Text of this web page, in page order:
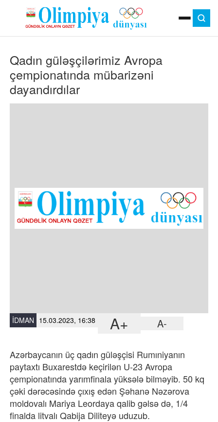
MOK
OLIMPIYA OYUNLARI
ÇAP VERSIYASI
TV
GÜNDƏM
Qadın güləşçilərimiz Avropa
çempionatında mübarizəni
dayandırdılar
İDMAN 15.03.2023, 16:38 A+ A-
Azərbaycanın üç qadın güləşçisi Rumıniyanın
paytaxtı Buxarestdə keçirilən U-23 Avropa
çempionatında yarımfinala yüksələ bilməyib. 50 kq
çəki dərəcəsində çıxış edən Şəhanə Nəzərova
moldovalı Mariya Leordaya qalib gəlsə də, 1/4
finalda litvalı Qabija Diliteyə uduzub.